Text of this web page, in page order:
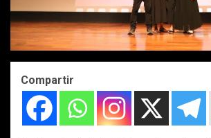
Compartir